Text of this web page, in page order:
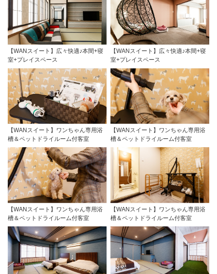
【WANスイート】広々快適♪本間+寝
室+プレイスペース
【WANスイート】広々快適♪本間+寝
室+プレイスペース
【WANスイート】ワンちゃん専用浴
槽＆ペットドライルーム付客室
【WANスイート】ワンちゃん専用浴
槽＆ペットドライルーム付客室
【WANスイート】ワンちゃん専用浴
槽＆ペットドライルーム付客室
【WANスイート】ワンちゃん専用浴
槽＆ペットドライルーム付客室